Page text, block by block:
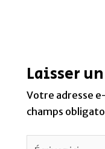
Laisser
Votre adresse
champs
Écrivez